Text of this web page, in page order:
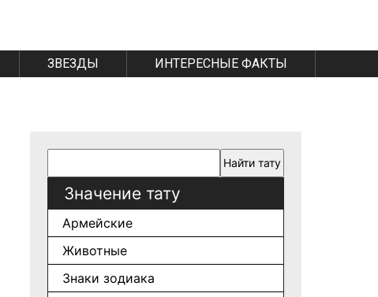
ЗВЕЗДЫ ИНТЕРЕСНЫЕ ФАКТЫ
Значение тату
Армейские
Животные
Знаки зодиака